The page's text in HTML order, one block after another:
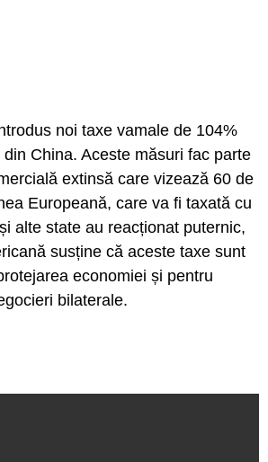
noi taxe vamale de 104%
China. Aceste măsuri fac parte
extinsă care vizează 60 de
Europeană, care va fi taxată cu
alte state au reacționat puternic,
susține că aceste taxe sunt
economiei și pentru
bilaterale.